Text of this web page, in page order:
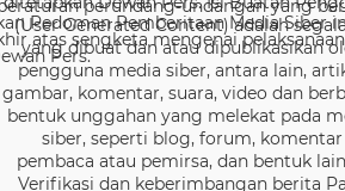
(User Generated Content) adalah
yang dibuat dan atau dipublikasikan
pengguna media siber, antara lain,
gambar, komentar, suara, video dan
bentuk unggahan yang melekat pada
siber, seperti blog, forum, komentar
pembaca atau pemirsa, dan bentuk
Verifikasi dan keberimbangan berita